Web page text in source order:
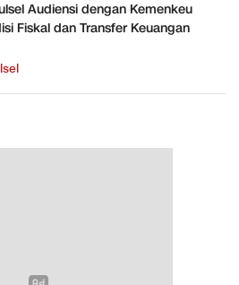
Audiensi dengan Kemenkeu
Fiskal dan Transfer Keuangan